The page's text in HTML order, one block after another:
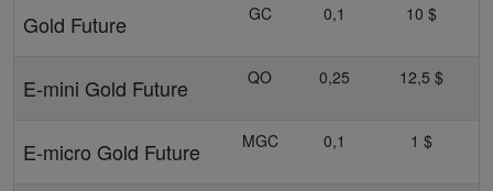
Gold Future GC 0,1 10 $
E-mini Gold Future QO 0,25 12,5 $
E-micro Gold Future MGC 0,1 1 $